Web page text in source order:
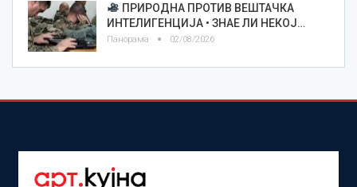
ПРИРОДНА ПРОТИВ ВЕШТАЧКА
ИНТЕЛИГЕНЦИЈА • ЗНАЕ ЛИ НЕКОЈ…
Панорама 02/08/2026